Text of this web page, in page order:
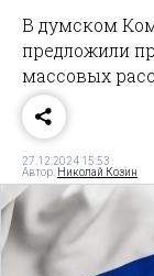
В думском
предложили
массовых
27.12.2024 15:53
Автор: Николай Козин